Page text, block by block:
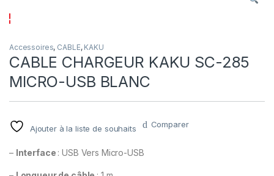
Accessoires, CABLE, KAKU
CABLE CHARGEUR KAKU SC-285
MICRO-USB BLANC
Ajouter à la liste de souhaits Comparer
– Interface : USB Vers Micro-USB